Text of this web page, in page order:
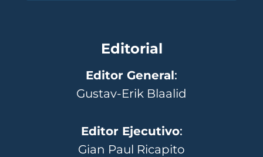
Editorial
Editor General:
Gustav-Erik Blaalid
Editor Ejecutivo:
Gian Paul Ricapito